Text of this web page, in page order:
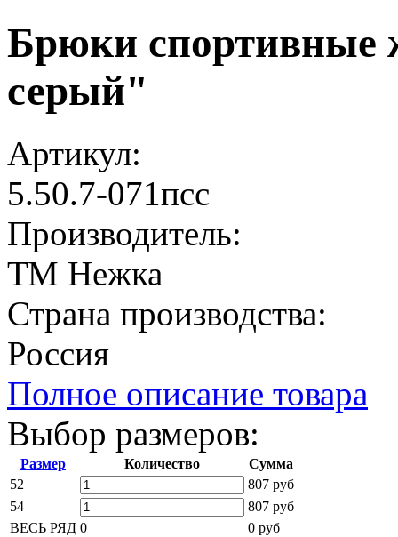
Брюки спортивные
серый"
Артикул:
5.50.7-071псс
Производитель:
ТМ Нежка
Страна производства:
Россия
Полное описание товара
Выбор размеров:
Размер Количество
Сумма
52
807 руб
54
807 руб
ВЕСЬ РЯД 0 0 руб